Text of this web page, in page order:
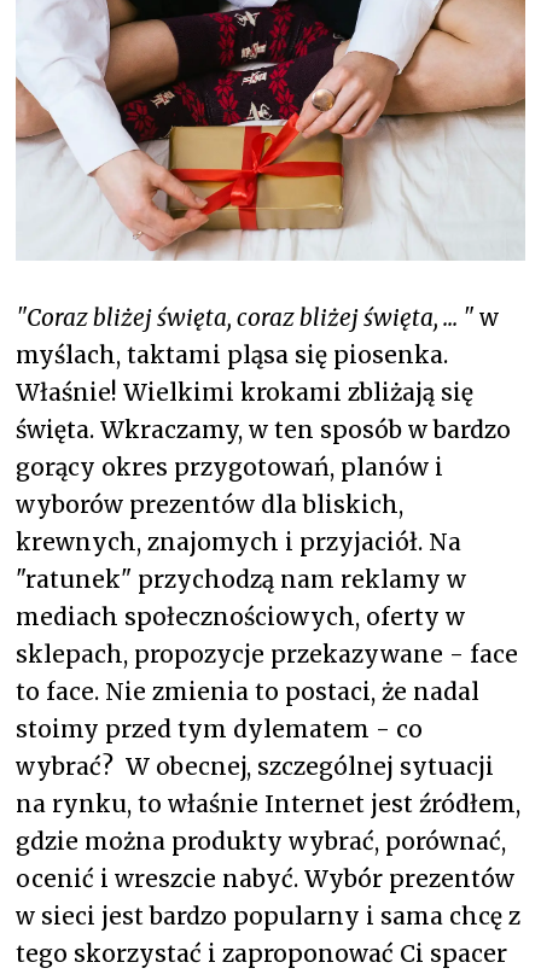
"Coraz bliżej święta, coraz bliżej święta, ... "w
myślach, taktami pląsa się piosenka.
Właśnie! Wielkimi krokami zbliżają się
święta. Wkraczamy, w ten sposób w bardzo
gorący okres przygotowań, planów i
wyborów prezentów dla bliskich,
krewnych, znajomych i przyjaciół. Na
"ratunek" przychodzą nam reklamy w
mediach społecznościowych, oferty w
sklepach, propozycje przekazywane - face
to face. Nie zmienia to postaci, że nadal
stoimy przed tym dylematem - co
wybrać? W obecnej, szczególnej sytuacji
na rynku, to właśnie Internet jest źródłem,
gdzie można produkty wybrać, porównać,
ocenić i wreszcie nabyć. Wybór prezentów
w sieci jest bardzo popularny i sama chcę z
tego skorzystać i zaproponować Ci spacer
Merynos trekking
Merynos bezuciskowe
Kaszmir
Kaszmir stopki
Bawełna
Bawełna egipska maco
Bawełna merceryzowana
Kropki
Paski